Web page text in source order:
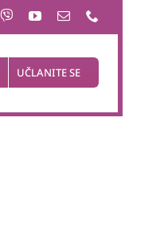
UČLANITE SE